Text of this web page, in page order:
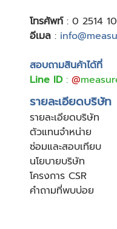
โทรศัพท์: 0 2514
อีเมล :
สอบถามสินค้าได้ที่
Line ID: @
รายละเอียดบริษัท
รายละเอียดบริษัท
ตัวแทนจำหน่าย
ซ่อมและสอบเทียบ
นโยบายบริษัท
โครงการ CSR
คำถามที่พบบ่อย